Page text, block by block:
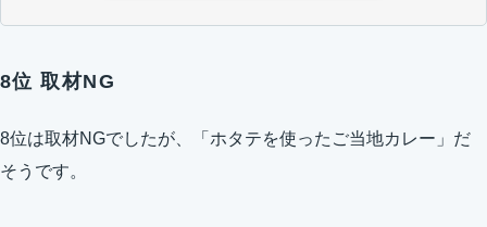
8位 取材NG
8位は取材NGでしたが、「ホタテを使ったご当地カレー」だ
そうです。